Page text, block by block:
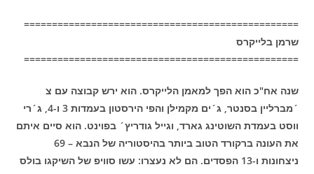
=================================================
שרמן בלייקרס
=================================================
שנה אח"כ הוא הפך למאמן הלייקרס. הוא ירש קבוצה עם צ
´מברליין בסנטר, ג´ים מקמילן והפי הירסטון בעמדות 3 ו-4, ג´רי
ווסט בעמדת השוטינג גארד, וגייל גודריץ´ בפוינט. הוא סיים איתם
את העונה ברקורד הטוב ביותר בהיסטוריה של הנבא – 69
ניצחונות ו-13 הפסדים. הם לא נעצרו: עשו סוויפ של השיקגו בולס